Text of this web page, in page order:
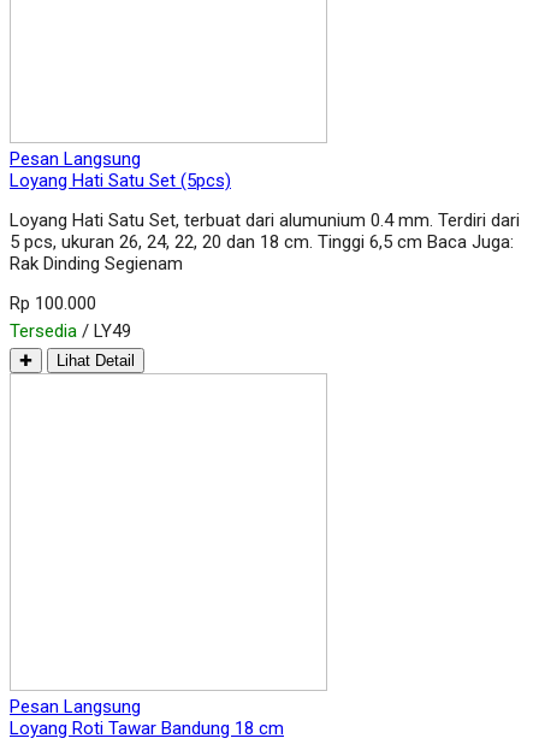
Pesan Langsung
Loyang Hati Satu Set (5pcs)
Loyang Hati Satu Set, terbuat dari alumunium 0.4 mm. Terdiri dari
5 pcs, ukuran 26, 24, 22, 20 dan 18 cm. Tinggi 6,5 cm Baca Juga:
Rak Dinding Segienam
Rp 100.000
Tersedia / LY49
✚ Lihat Detail
Pesan Langsung
Loyang Roti Tawar Bandung 18 cm